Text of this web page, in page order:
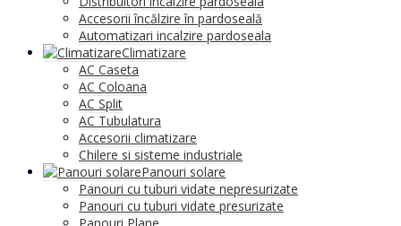
Accesorii încălzire în pardoseală
Automatizari incalzire pardoseala
Climatizare
AC Caseta
AC Coloana
AC Split
AC Tubulatura
Accesorii climatizare
Chilere si sisteme industriale
Panouri solare
Panouri cu tuburi vidate nepresurizate
Panouri cu tuburi vidate presurizate